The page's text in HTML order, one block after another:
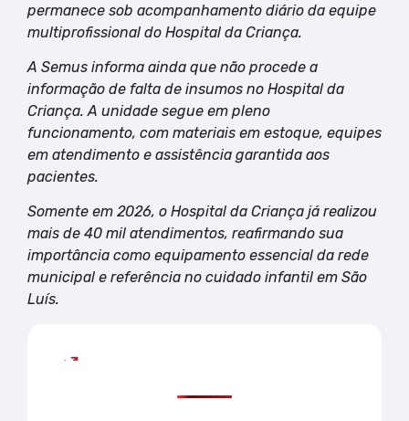
permanece sob acompanhamento diário da equipe
multiprofissional do Hospital da Criança.
A Semus informa ainda que não procede a
informação de falta de insumos no Hospital da
Criança. A unidade segue em pleno
funcionamento, com materiais em estoque, equipes
em atendimento e assistência garantida aos
pacientes.
Somente em 2026, o Hospital da Criança já realizou
mais de 40 mil atendimentos, reafirmando sua
importância como equipamento essencial da rede
municipal e referência no cuidado infantil em São
Luís.